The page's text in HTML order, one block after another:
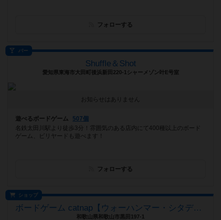
フォローする
バー
Shuffle＆Shot
愛知県東海市大田町後浜新田220-1シャーメゾン叶E号室
お知らせはありません
遊べるボードゲーム
507個
名鉄太田川駅より徒歩3分！雰囲気のある店内にて400種以上のボード
ゲーム、ビリヤードも遊べます！
フォローする
ショップ
ボードゲーム catnap【ウォーハンマー・シタデルカラー取扱店】
和歌山県和歌山市黒田197-1